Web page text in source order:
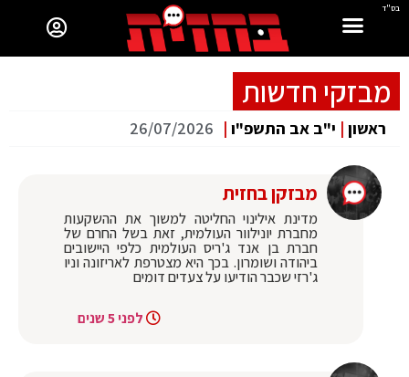
בס"ד
מבזקי חדשות
ראשון | י"ב אב התשפ"ו |
26/07/2026
מבזקן בחזית
מדינת אילינוי החליטה למשוך את ההשקעות
מחברת יונילוור העולמית, זאת בשל החרם של
חברת בן אנד ג'ריס העולמית כלפי היישובים
ביהודה ושומרון. בכך היא מצטרפת לאריזונה וניו
ג'רזי שכבר הודיעו על צעדים דומים
לפני 5 שנים